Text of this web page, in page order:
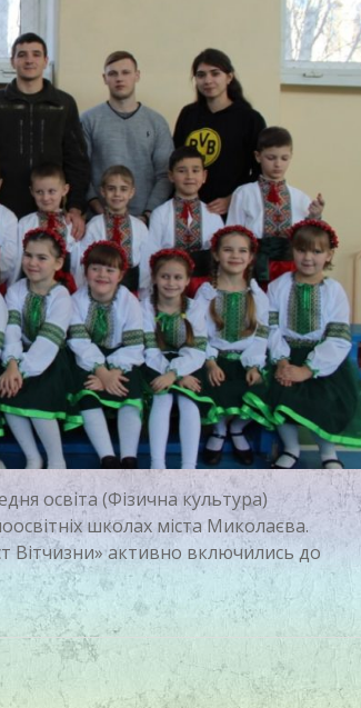
освіта (Фізична культура)
школах міста Миколаєва.
Вітчизни» активно включились до